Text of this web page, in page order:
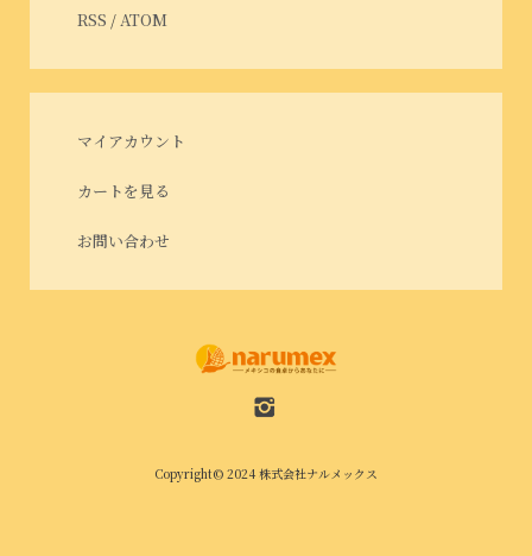
RSS /ATOM
マイアカウント
カートを見る
お問い合わせ
Copyright© 2024 株式会社ナルメックス